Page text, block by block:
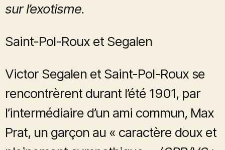
sur l’exotisme.
Saint-Pol-Roux et Segalen
Victor Segalen et Saint-Pol-Roux se
rencontrèrent durant l’été 1901, par
l’intermédiaire d’un ami commun, Max
Prat, un garçon au « caractère doux et